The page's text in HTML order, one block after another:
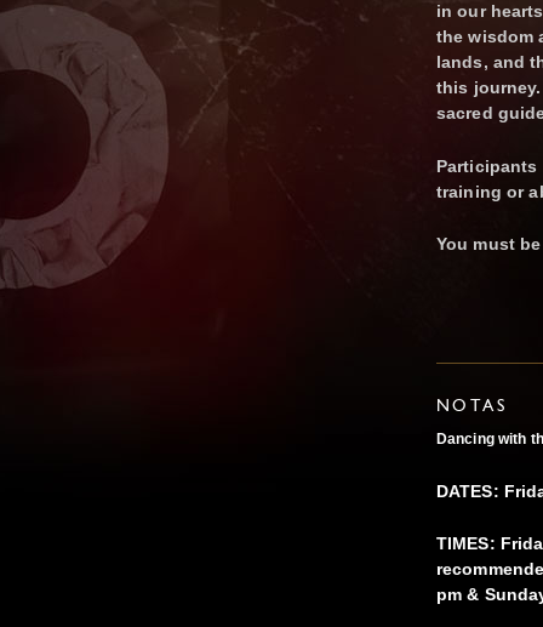
in our
the wisdom
lands, and
this
sacred
training or
​You must
NOTAS
Dancing with
DATES:
TIMES:
pm &